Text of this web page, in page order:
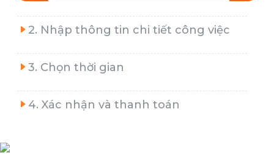
2. Nhập thông tin chi tiết công việc
3. Chọn thời gian
4. Xác nhận và thanh toán